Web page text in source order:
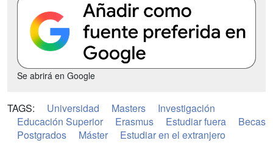
Se abrirá en Google
TAGS: Universidad Masters
Investigación
Educación Superior
Erasmus Estudiar fuera
Becas
Postgrados
Máster Estudiar en el extranjero